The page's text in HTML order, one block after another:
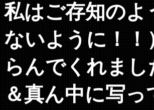
私はご存知のよ
ないように！
らんでくれまし
＆真ん中に写